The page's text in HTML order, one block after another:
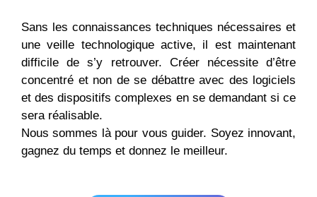
Sans les connaissances techniques nécessaires et
une veille technologique active, il est maintenant
difficile de s’y retrouver. Créer nécessite d’être
concentré et non de se débattre avec des logiciels
et des dispositifs complexes en se demandant si ce
sera réalisable.
Nous sommes là pour vous guider. Soyez innovant,
gagnez du temps et donnez le meilleur.